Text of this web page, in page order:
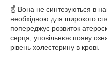
☝ Вона не синтезуються в
необхідною для широкого
попереджує розвиток
серця, уповільнює появу
рівень холестерину в крові.